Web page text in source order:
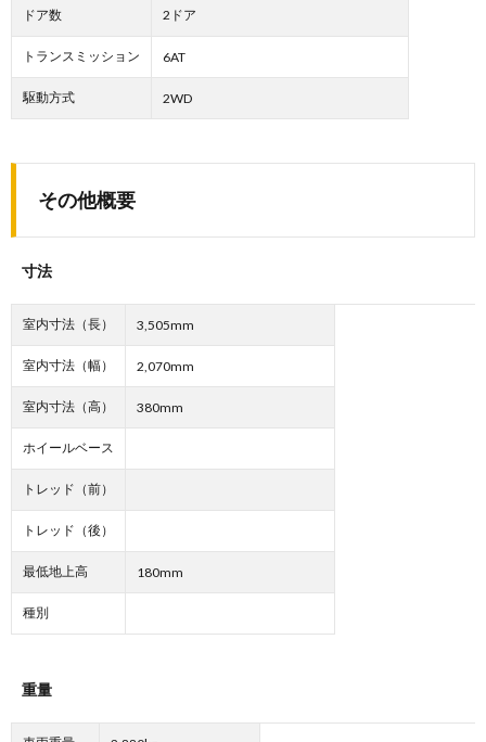
ドア数 2ドア
トランスミッション 6AT
駆動方式 2WD
その他概要
寸法
室内寸法（長） 3,505mm
室内寸法（幅） 2,070mm
室内寸法（高） 380mm
ホイールベース
トレッド（前）
トレッド（後）
最低地上高 180mm
種別
重量